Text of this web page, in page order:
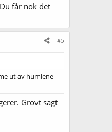
får nok det
#5
ut av humlene
Grovt sagt